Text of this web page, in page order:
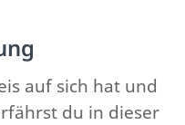
auf sich hat und
du in dieser